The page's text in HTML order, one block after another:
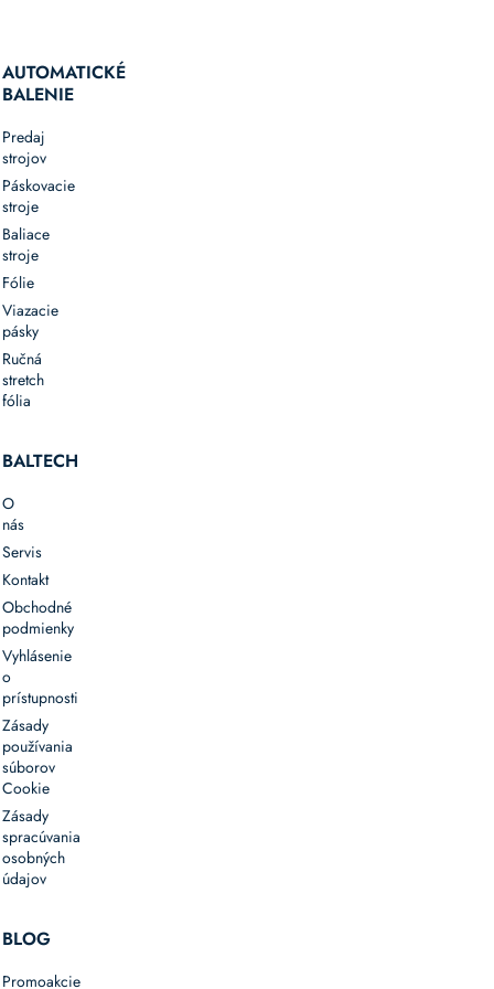
AUTOMATICKÉ
BALENIE
Predaj
strojov
Páskovacie
stroje
Baliace
stroje
Fólie
Viazacie
pásky
Ručná
stretch
fólia
BALTECH
O
nás
Servis
Kontakt
Obchodné
podmienky
Vyhlásenie
o
prístupnosti
Zásady
používania
súborov
Cookie
Zásady
spracúvania
osobných
údajov
BLOG
Promoakcie